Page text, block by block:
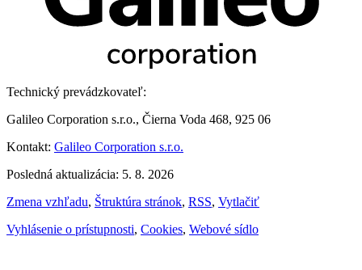
Technický prevádzkovateľ:
Galileo Corporation s.r.o., Čierna Voda 468, 925 06
Kontakt: Galileo Corporation s.r.o.
Posledná aktualizácia: 5. 8. 2026
Zmena vzhľadu, Štruktúra stránok, RSS, Vytlačiť
Vyhlásenie o prístupnosti, Cookies, Webové sídlo